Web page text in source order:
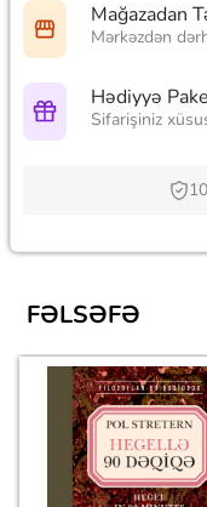
Mağazadan
Mərkəzdən
Hədiyyə
Sifarişiniz
FƏLSƏFƏ